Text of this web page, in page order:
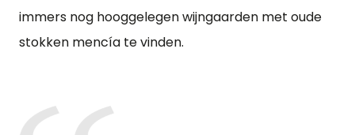
immers nog hooggelegen wijngaarden met oude
stokken mencía te vinden.